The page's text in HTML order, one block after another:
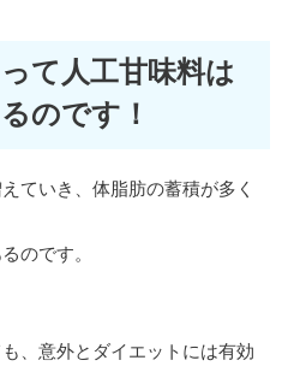
て人工甘味料は
のです！
ていき、体脂肪の蓄積が多く
のです。
、意外とダイエットには有効